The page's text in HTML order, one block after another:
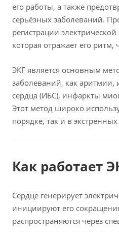
его работы, а также
серьёзных заболеваний.
регистрации
которая отражает его ритм,
ЭКГ является основным
заболеваний, как аритмии,
сердца (ИБС), инфаркты
Этот метод широко
порядке, так и в экстренных
Как работает
Сердце генерирует
инициируют его
распространяются через